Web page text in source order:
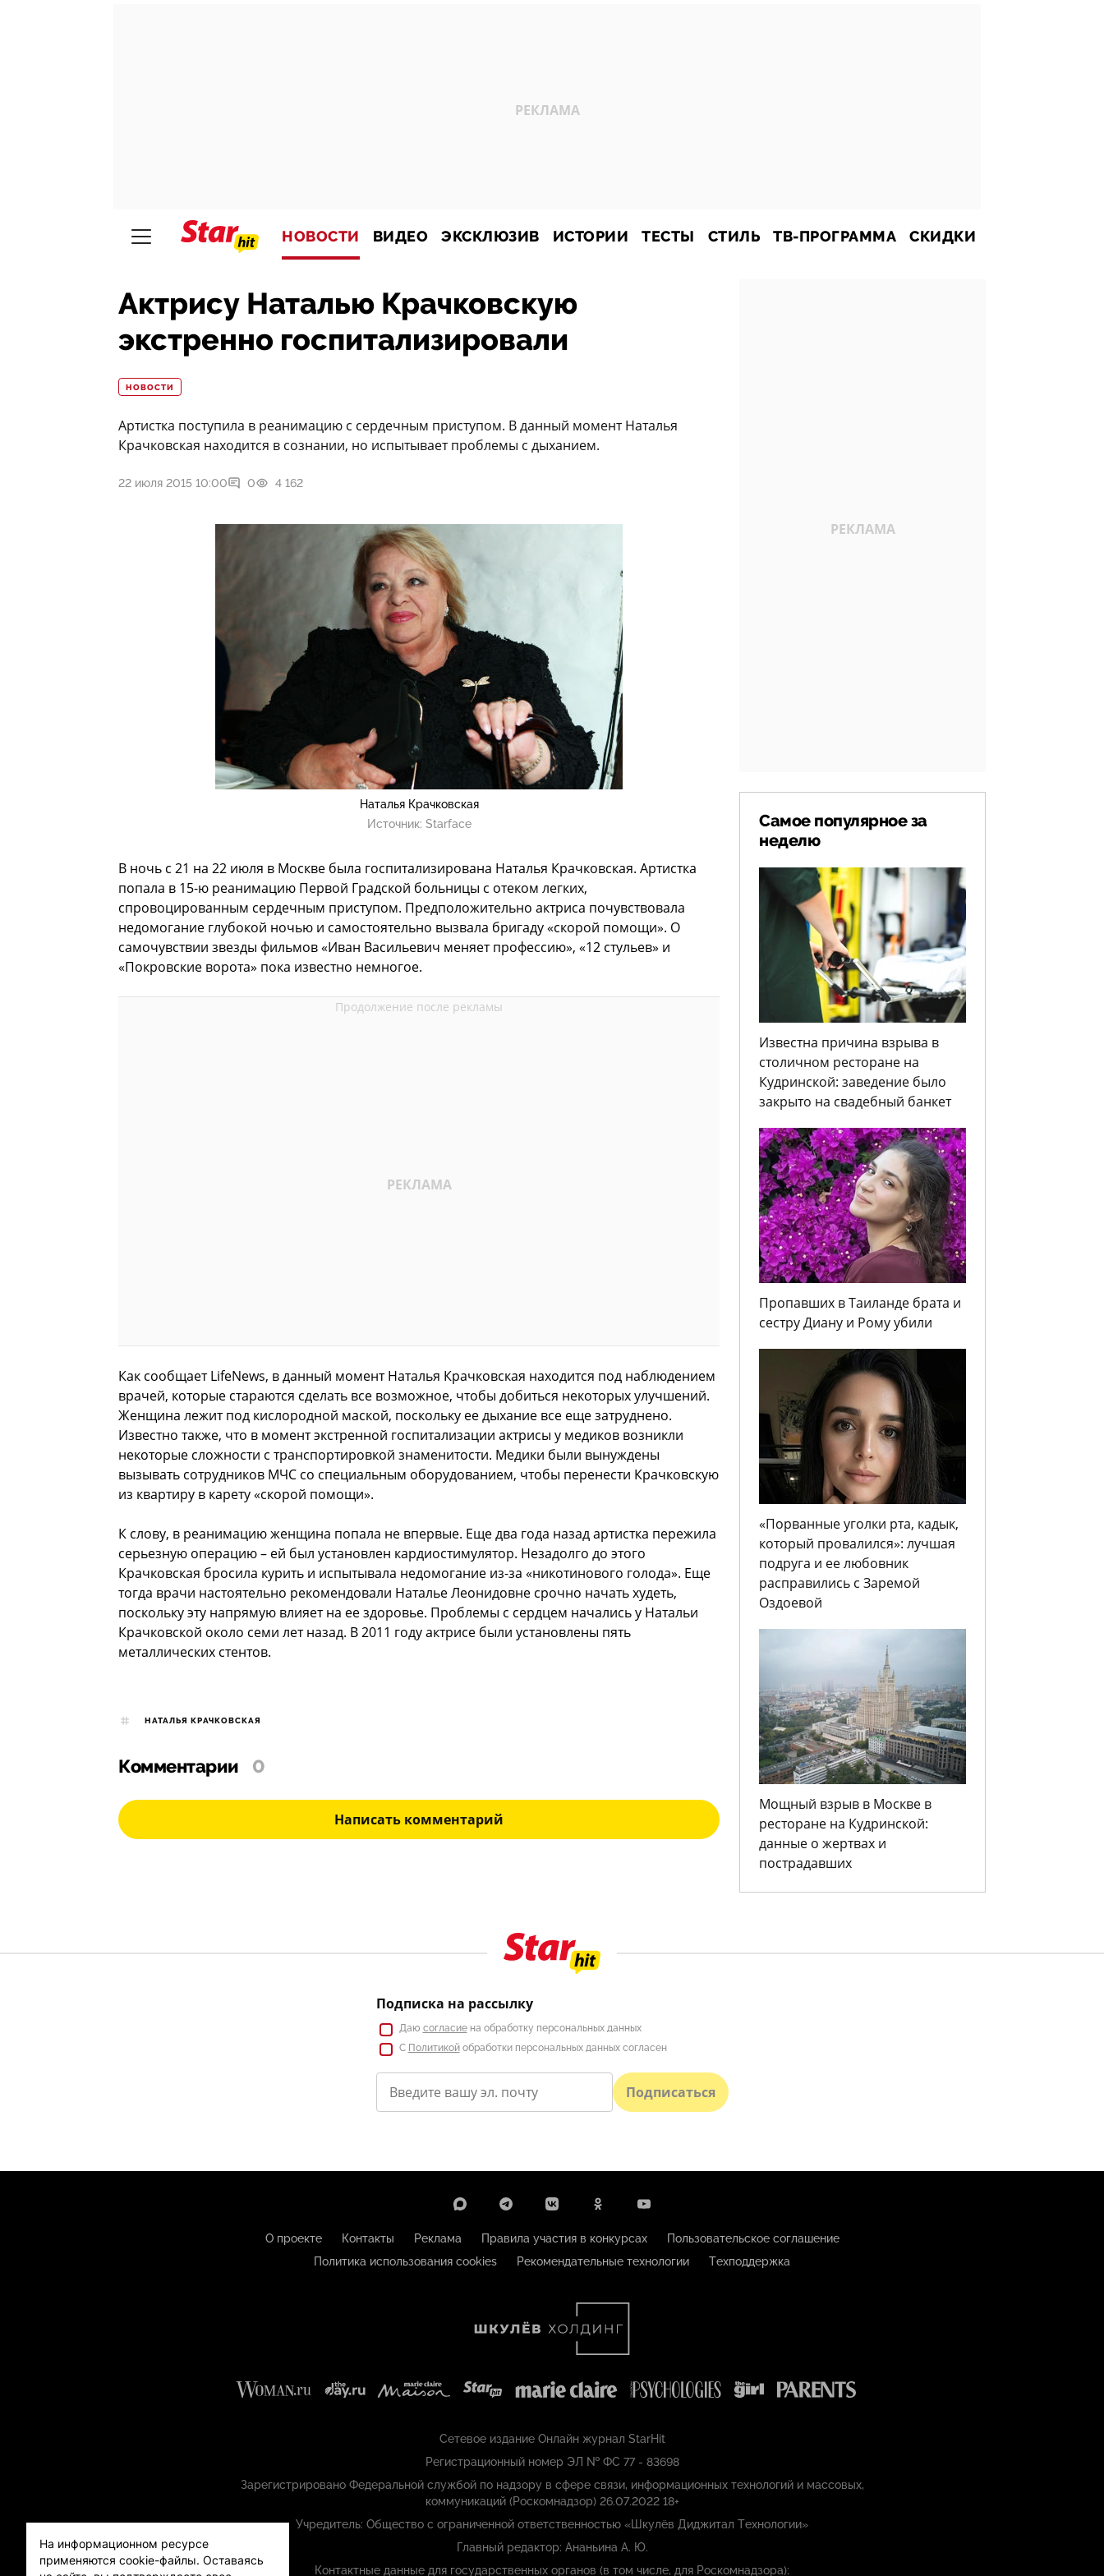
НОВОСТИ ВИДЕО ЭКСКЛЮЗИВ ИСТОРИИ ТЕСТЫ СТИЛЬ ТВ-ПРОГРАММА СКИДКИ
Актрису Наталью Крачковскую
экстренно госпитализировали
НОВОСТИ
Артистка поступила в реанимацию с сердечным приступом. В данный момент Наталья
Крачковская находится в сознании, но испытывает проблемы с дыханием.
22 июля 2015 10:00 0 4 162
Наталья Крачковская
Источник: Starface
В ночь с 21 на 22 июля в Москве была госпитализирована Наталья Крачковская. Артистка
попала в 15-ю реанимацию Первой Градской больницы с отеком легких,
спровоцированным сердечным приступом. Предположительно актриса почувствовала
недомогание глубокой ночью и самостоятельно вызвала бригаду «скорой помощи». О
самочувствии звезды фильмов «Иван Васильевич меняет профессию», «12 стульев» и
«Покровские ворота» пока известно немногое.
Как сообщает LifeNews, в данный момент Наталья Крачковская находится под наблюдением
врачей, которые стараются сделать все возможное, чтобы добиться некоторых улучшений.
Женщина лежит под кислородной маской, поскольку ее дыхание все еще затруднено.
Известно также, что в момент экстренной госпитализации актрисы у медиков возникли
некоторые сложности с транспортировкой знаменитости. Медики были вынуждены
вызывать сотрудников МЧС со специальным оборудованием, чтобы перенести Крачковскую
из квартиру в карету «скорой помощи».
К слову, в реанимацию женщина попала не впервые. Еще два года назад артистка пережила
серьезную операцию – ей был установлен кардиостимулятор. Незадолго до этого
Крачковская бросила курить и испытывала недомогание из-за «никотинового голода». Еще
тогда врачи настоятельно рекомендовали Наталье Леонидовне срочно начать худеть,
поскольку эту напрямую влияет на ее здоровье. Проблемы с сердцем начались у Натальи
Крачковской около семи лет назад. В 2011 году актрисе были установлены пять
металлических стентов.
НАТАЛЬЯ КРАЧКОВСКАЯ
Комментарии 0
Написать комментарий
Самое популярное за
неделю
Известна причина взрыва в
столичном ресторане на
Кудринской: заведение было
закрыто на свадебный банкет
Пропавших в Таиланде брата и
сестру Диану и Рому убили
«Порванные уголки рта, кадык,
который провалился»: лучшая
подруга и ее любовник
расправились с Заремой
Оздоевой
Мощный взрыв в Москве в
ресторане на Кудринской:
данные о жертвах и
пострадавших
Подписка на рассылку
Даю согласиена обработку персональных данных
С Политикойобработки персональных данных согласен
Подписаться
О проекте Контакты Реклама Правила участия в конкурсах
Пользовательское соглашение
Политика использования cookies
Рекомендательные технологии Техподдержка
Сетевое издание Онлайн журнал StarHit
Регистрационный номер ЭЛ № ФС 77 - 83698
Зарегистрировано Федеральной службой по надзору в сфере связи, информационных технологий и массовых,
коммуникаций (Роскомнадзор) 26.07.2022 18+
Учредитель: Общество с ограниченной ответственностью «Шкулёв Диджитал Технологии»
Главный редактор: Ананьина А. Ю.
Контактные данные для государственных органов (в том числе, для Роскомнадзора):
На информационном ресурсе
применяются cookie-файлы. Оставаясь